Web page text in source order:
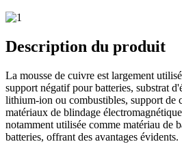
Description du produit
La mousse de cuivre est largement
support négatif pour batteries, substrat
lithium-ion ou combustibles, support de
matériaux de blindage
notamment utilisée comme matériau de
batteries, offrant des avantages évidents.